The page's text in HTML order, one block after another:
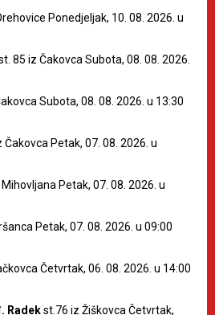
Ponedjeljak, 10. 08. 2026. u
85 iz Čakovca Subota, 08. 08. 2026.
Subota, 08. 08. 2026. u 13:30
Čakovca Petak, 07. 08. 2026. u
Petak, 07. 08. 2026. u
Petak, 07. 08. 2026. u 09:00
Četvrtak, 06. 08. 2026. u 14:00
Radekst.76 iz Žiškovca Četvrtak,